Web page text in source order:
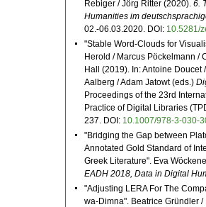
Rebiger / Jörg Ritter (2020).6.
Humanities im
02.-06.03.2020. DOI: 10.5281/
"Stable Word-Clouds for
Herold / Marcus Pöckelmann /
Hall (2019). In: Antoine Doucet
Aalberg / Adam Jatowt (eds.)
Proceedings of the 23rd
Practice of Digital Libraries
237. DOI: 10.1007/978-3-030-
"Bridging the Gap between
Annotated Gold Standard of
Greek Literature". Eva
EADH 2018, Data in Digital
"Adjusting LERA For The
wa-Dimna". Beatrice Gründler